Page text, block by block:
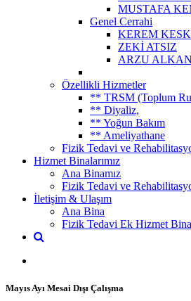
MUSTAFA
Genel Cerrahi
KEREM
ZEKİ ATSIZ
ARZU
Özellikli Hizmetler
** TRSM (Toplum
** Diyaliz,
** Yoğun Bakım
** Ameliyathane
Fizik Tedavi ve
Hizmet Binalarımız
Ana Binamız
Fizik Tedavi ve
İletişim & Ulaşım
Ana Bina
Fizik Tedavi Ek Hizmet
Mayıs Ayı Mesai Dışı Çalışma